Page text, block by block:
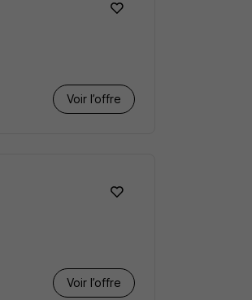
Voir l’offre
Voir l’offre